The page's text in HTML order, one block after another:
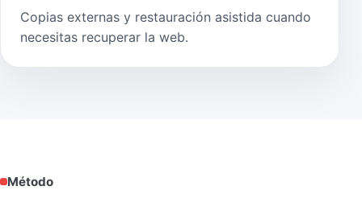
Copias externas y restauración asistida cuando
necesitas recuperar la web.
Método